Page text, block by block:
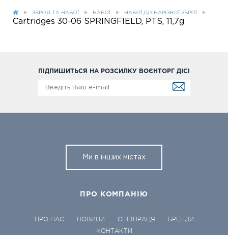
ЗБРОЯ ТА НАБОЇ НАБОЇ НАБОЇ ДО НАРІЗНОЇ ЗБРОЇ
Cartridges 30-06 SPRINGFIELD, PTS, 11,7g
ПІДПИШИТЬСЯ НА РОЗСИЛКУ ВОЄНТОРГ ДІСІ
Ми в інших містах
ПРО КОМПАНІЮ
ПРО НАС НОВИНИ СПІВПРАЦЯ
БРЕНДИ
КОНТАКТИ